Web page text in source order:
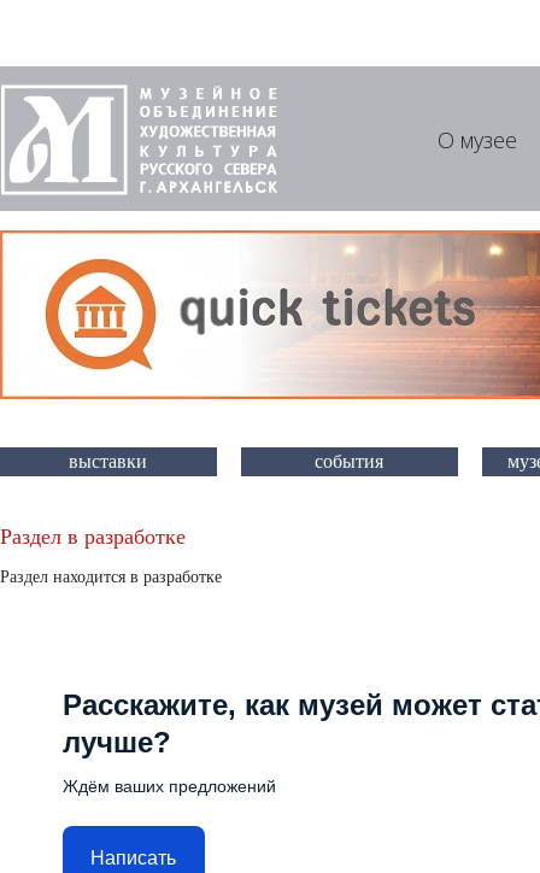
О музее
выставки события
Раздел в разработке
Раздел находится в разработке
Расскажите, как музей может
лучше?
Ждём ваших предложений
Написать